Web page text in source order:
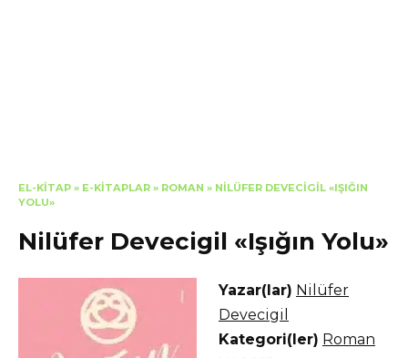
EL-KITAP » E-KITAPLAR » ROMAN » NILÜFER DEVECIGIL «IŞIĞIN
YOLU»
Nilüfer Devecigil «Işığın Yolu»
Yazar(lar) Nilüfer
Devecigil
Kategori(ler) Roman